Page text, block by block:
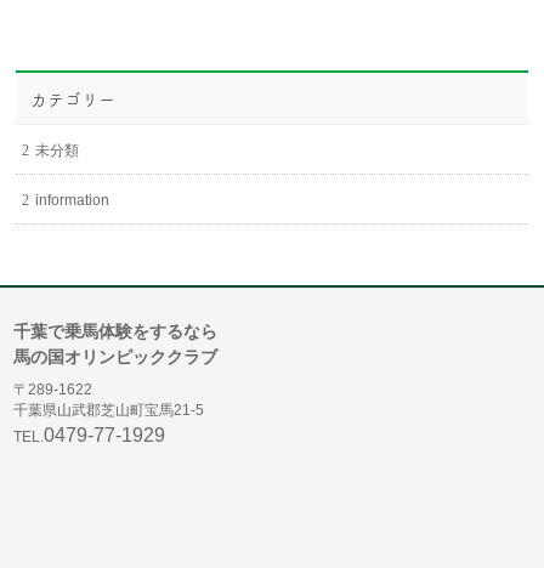
カテゴリー
未分類
information
千葉で乗馬体験をするなら
馬の国オリンピッククラブ
〒289-1622
千葉県山武郡芝山町宝馬21-5
TEL.0479-77-1929